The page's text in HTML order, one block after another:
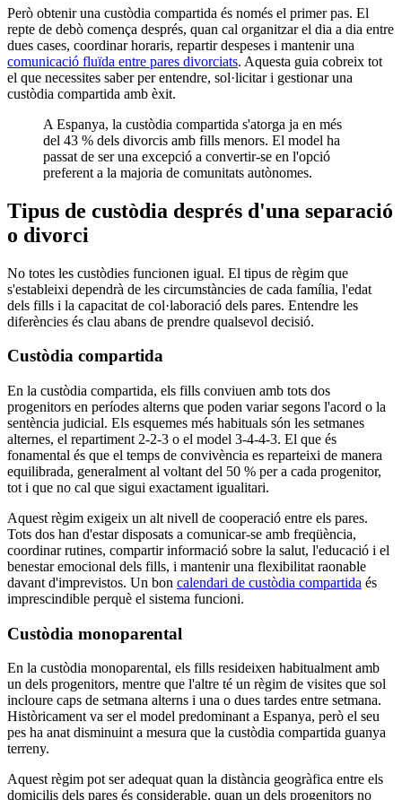
Però obtenir una custòdia compartida és només el primer pas. El
repte de debò comença després, quan cal organitzar el dia a dia entre
dues cases, coordinar horaris, repartir despeses i mantenir una
comunicació fluïda entre pares divorciats. Aquesta guia cobreix tot
el que necessites saber per entendre, sol·licitar i gestionar una
custòdia compartida amb èxit.
A Espanya, la custòdia compartida s'atorga ja en més
del 43 % dels divorcis amb fills menors. El model ha
passat de ser una excepció a convertir-se en l'opció
preferent a la majoria de comunitats autònomes.
Tipus de custòdia després d'una separació
o divorci
No totes les custòdies funcionen igual. El tipus de règim que
s'estableixi dependrà de les circumstàncies de cada família, l'edat
dels fills i la capacitat de col·laboració dels pares. Entendre les
diferències és clau abans de prendre qualsevol decisió.
Custòdia compartida
En la custòdia compartida, els fills conviuen amb tots dos
progenitors en períodes alterns que poden variar segons l'acord o la
sentència judicial. Els esquemes més habituals són les setmanes
alternes, el repartiment 2-2-3 o el model 3-4-4-3. El que és
fonamental és que el temps de convivència es reparteixi de manera
equilibrada, generalment al voltant del 50 % per a cada progenitor,
tot i que no cal que sigui exactament igualitari.
Aquest règim exigeix un alt nivell de cooperació entre els pares.
Tots dos han d'estar disposats a comunicar-se amb freqüència,
coordinar rutines, compartir informació sobre la salut, l'educació i el
benestar emocional dels fills, i mantenir una flexibilitat raonable
davant d'imprevistos. Un bon calendari de custòdia compartida és
imprescindible perquè el sistema funcioni.
Custòdia monoparental
En la custòdia monoparental, els fills resideixen habitualment amb
un dels progenitors, mentre que l'altre té un règim de visites que sol
incloure caps de setmana alterns i una o dues tardes entre setmana.
Històricament va ser el model predominant a Espanya, però el seu
pes ha anat disminuint a mesura que la custòdia compartida guanya
terreny.
Aquest règim pot ser adequat quan la distància geogràfica entre els
domicilis dels pares és considerable, quan un dels progenitors no